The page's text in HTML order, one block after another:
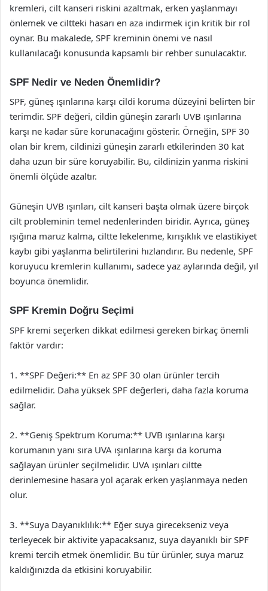
kremleri, cilt kanseri riskini azaltmak, erken yaşlanmayı
önlemek ve ciltteki hasarı en aza indirmek için kritik bir rol
oynar. Bu makalede, SPF kreminin önemi ve nasıl
kullanılacağı konusunda kapsamlı bir rehber sunulacaktır.
SPF Nedir ve Neden Önemlidir?
SPF, güneş ışınlarına karşı cildi koruma düzeyini belirten bir
terimdir. SPF değeri, cildin güneşin zararlı UVB ışınlarına
karşı ne kadar süre korunacağını gösterir. Örneğin, SPF 30
olan bir krem, cildinizi güneşin zararlı etkilerinden 30 kat
daha uzun bir süre koruyabilir. Bu, cildinizin yanma riskini
önemli ölçüde azaltır.
Güneşin UVB ışınları, cilt kanseri başta olmak üzere birçok
cilt probleminin temel nedenlerinden biridir. Ayrıca, güneş
ışığına maruz kalma, ciltte lekelenme, kırışıklık ve elastikiyet
kaybı gibi yaşlanma belirtilerini hızlandırır. Bu nedenle, SPF
koruyucu kremlerin kullanımı, sadece yaz aylarında değil, yıl
boyunca önemlidir.
SPF Kremin Doğru Seçimi
SPF kremi seçerken dikkat edilmesi gereken birkaç önemli
faktör vardır:
1. **SPF Değeri:** En az SPF 30 olan ürünler tercih
edilmelidir. Daha yüksek SPF değerleri, daha fazla koruma
sağlar.
2. **Geniş Spektrum Koruma:** UVB ışınlarına karşı
korumanın yanı sıra UVA ışınlarına karşı da koruma
sağlayan ürünler seçilmelidir. UVA ışınları ciltte
derinlemesine hasara yol açarak erken yaşlanmaya neden
olur.
3. **Suya Dayanıklılık:** Eğer suya girecekseniz veya
terleyecek bir aktivite yapacaksanız, suya dayanıklı bir SPF
kremi tercih etmek önemlidir. Bu tür ürünler, suya maruz
kaldığınızda da etkisini koruyabilir.